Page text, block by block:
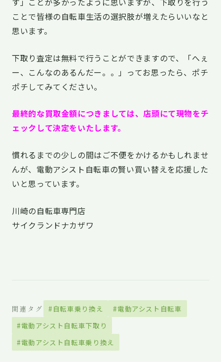
ことで皆様の自転車生活の選択肢が増えたらいいなと
思います。
下取り査定は無料で行うことができますので、「へぇ
ー、こんなのあるんだー。。」ってお思ったら、ポチ
ポチしてみてください。
最終的な買取金額につきましては、店頭にて現物をチ
ェックして決定をいたします。
慣れるまでの少しの間はご不便をかけるかもしれませ
んが、電動アシスト自転車の賢い買い替えを応援した
いと思っています。
川崎の自転車専門店
サイクランドナカザワ
関連タグ #自転車乗り換え
#電動アシスト自転車
#電動アシスト自転車下取り
#電動アシスト自転車乗り換え